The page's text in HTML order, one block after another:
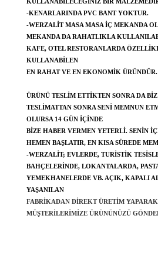
KULLANABILECEĞINIZ BIR
-KENARLARINDA PVC BANT YOKTUR.
-WERZALIT MASA MASA IÇ MEKANDA
MEKANDA DA RAHATLIKLA
KAFE, OTEL RESTORANLARDA
KULLANABILEN
EN RAHAT VE EN EKONOMIK ÜRÜNDÜR.
ÜRÜNÜ TESLIM ETTIKTEN SONRA DA
TESLIMATTAN SONRA SENI MEMNUN
OLURSA 14 GÜN IÇINDE
BIZE HABER VERMEN YETERLI. SENIN
HEMEN BAŞLATIR, EN KISA SÜREDE
-WERZALIT; EVLERDE, TURISTIK
BAHÇELERINDE, LOKANTALARDA,
YEMEKHANELERDE VB. AÇIK, KAPALI
YAŞANILAN
FABRIKADAN DIREKT ÜRETIM
MÜŞTERILERIMIZE ÜRÜNÜNÜZÜ